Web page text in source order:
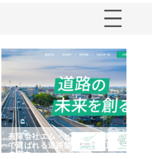
有限会社エム・ビルドが南多摩
で選ばれる道路舗装と土木工事
の実力